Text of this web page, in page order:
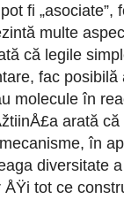
fi „asociate”,
multe
că legile
fac posibilă
molecule în
arată
în
diversitate
tot ce